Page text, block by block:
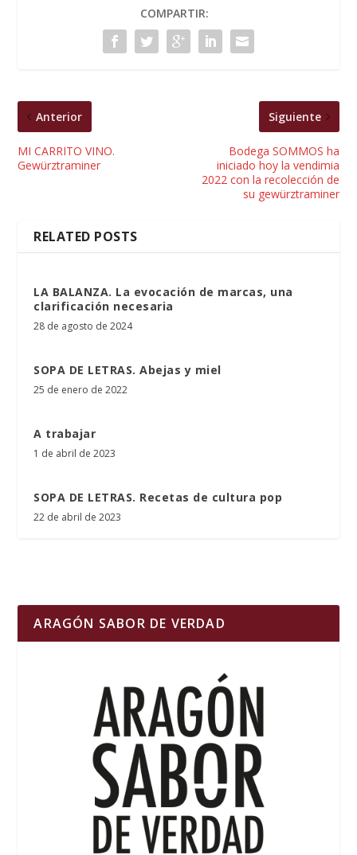
COMPARTIR:
Anterior
MI CARRITO VINO.
Gewürztraminer
Siguiente
Bodega SOMMOS ha
iniciado hoy la vendimia
2022 con la recolección de
su gewürztraminer
RELATED POSTS
LA BALANZA. La evocación de marcas, una
clarificación necesaria
28 de agosto de 2024
SOPA DE LETRAS. Abejas y miel
25 de enero de 2022
A trabajar
1 de abril de 2023
SOPA DE LETRAS. Recetas de cultura pop
22 de abril de 2023
ARAGÓN SABOR DE VERDAD